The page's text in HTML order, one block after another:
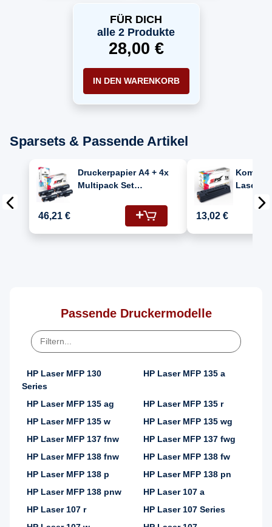
FÜR DICH
alle 2 Produkte
28,00 €
IN DEN WARENKORB
Sparsets & Passende Artikel
Druckerpapier A4 + 4x
Multipack Set
Laser MFP 136 A
(W1106A/106A) Toner-
Kartusche Schwarz
46,21 €
Laser
13,02 €
Passende Druckermodelle
HP Laser MFP 130
Series
HP Laser MFP 135 a
HP Laser MFP 135 ag
HP Laser MFP 135 r
HP Laser MFP 135 w
HP Laser MFP 135 wg
HP Laser MFP 137 fnw
HP Laser MFP 137 fwg
HP Laser MFP 138 fnw
HP Laser MFP 138 fw
HP Laser MFP 138 p
HP Laser MFP 138 pn
HP Laser MFP 138 pnw
HP Laser 107 a
HP Laser 107 r
HP Laser 107 Series